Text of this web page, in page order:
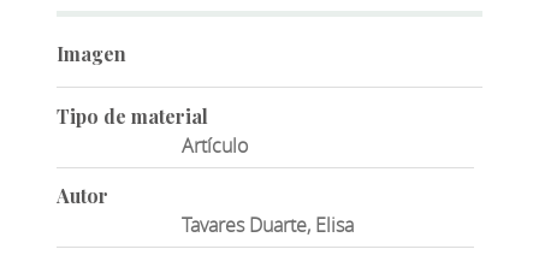
Imagen
Tipo de material
Artículo
Autor
Tavares Duarte, Elisa